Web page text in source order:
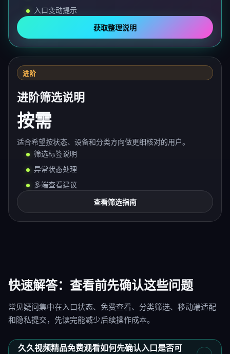
入口变动提示
获取整理说明
进阶
进阶筛选说明
按需
适合希望按状态、设备和分类方向做更细核对的用户。
筛选标签说明
异常状态处理
多端查看建议
查看筛选指南
快速解答：查看前先确认这些问题
常见疑问集中在入口状态、免费查看、分类筛选、移动端适配
和隐私提交，先读完能减少后续操作成本。
久久视频精品免费观看如何先确认入口是否可